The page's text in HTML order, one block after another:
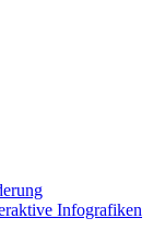
Infografiken